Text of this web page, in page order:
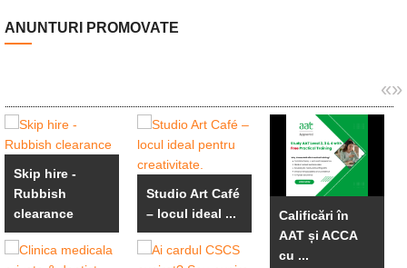
ANUNTURI PROMOVATE
«»
Skip hire -
Rubbish
clearance
Studio Art Café
– locul ideal ...
Calificări în
AAT și ACCA
cu ...